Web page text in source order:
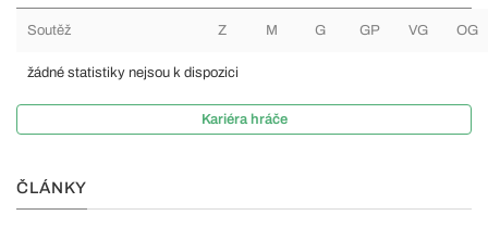
Soutěž Z M G GP VG OG
žádné statistiky nejsou k dispozici
Kariéra hráče
ČLÁNKY